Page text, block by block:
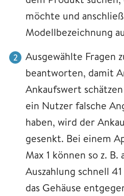
möchte und
Modellbezeichnung
Ausgewählte Fragen
beantworten, damit
Ankaufswert
ein Nutzer falsche
haben, wird der
gesenkt. Bei einem
Max 1 können so z.
Auszahlung schnell
das Gehäuse